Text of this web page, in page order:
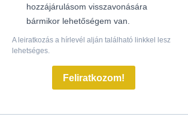
hozzájárulásom visszavonására
bármikor lehetőségem van.
A leiratkozás a hírlevél alján található linkkel lesz
lehetséges.
Feliratkozom!